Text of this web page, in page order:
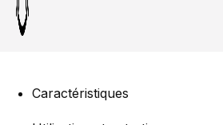
Caractéristiques